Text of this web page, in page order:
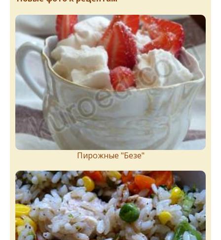
Пирожныe "Бeзe"